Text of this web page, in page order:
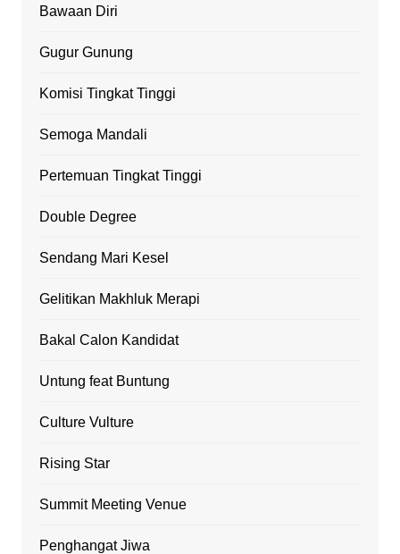
Bawaan Diri
Gugur Gunung
Komisi Tingkat Tinggi
Semoga Mandali
Pertemuan Tingkat Tinggi
Double Degree
Sendang Mari Kesel
Gelitikan Makhluk Merapi
Bakal Calon Kandidat
Untung feat Buntung
Culture Vulture
Rising Star
Summit Meeting Venue
Penghangat Jiwa